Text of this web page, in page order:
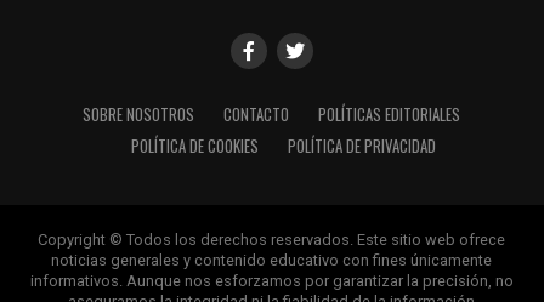
SOBRE NOSOTROS CONTACTO
POLÍTICAS EDITORIALES
POLÍTICA DE COOKIES
POLÍTICA DE PRIVACIDAD
Copyright © Todos los derechos reservados. Este sitio web ofrece
noticias generales y contenido educativo con fines únicamente
informativos. Aunque nos esforzamos por garantizar la precisión, no